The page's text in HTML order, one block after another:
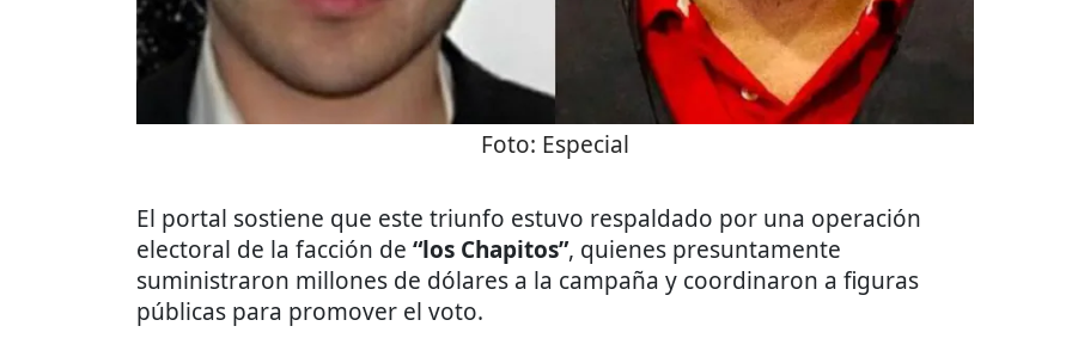
Foto: Especial
El portal sostiene que este triunfo estuvo respaldado por una operación
electoral de la facción de “los Chapitos”, quienes presuntamente
suministraron millones de dólares a la campaña y coordinaron a figuras
públicas para promover el voto.